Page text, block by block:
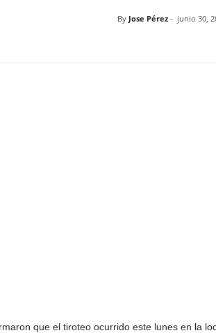
By Jose Pérez- junio 30,
que el tiroteo ocurrido este lunes en la